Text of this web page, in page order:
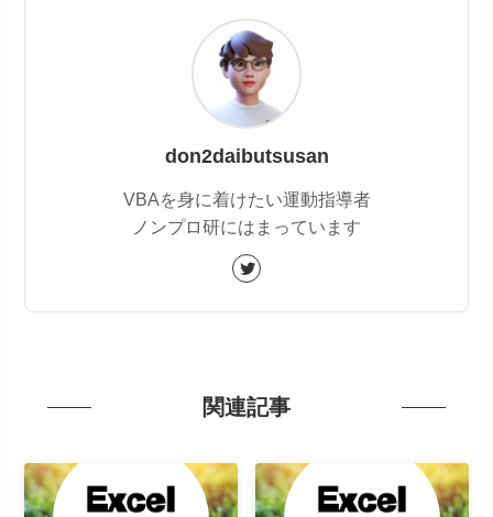
don2daibutsusan
VBAを身に着けたい運動指導者
ノンプロ研にはまっています
関連記事